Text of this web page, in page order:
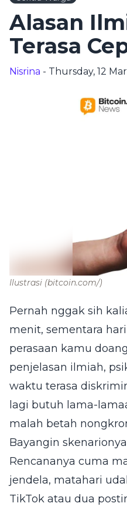
Alasan
Terasa
Nisrina - Thursday, 12
Ilustrasi (bitcoin.com/)
Pernah nggak sih
menit, sementara
perasaan kamu
penjelasan ilmiah,
waktu terasa
lagi butuh lama-
malah betah
Bayangin
Rencananya cuma
jendela, matahari
TikTok atau dua